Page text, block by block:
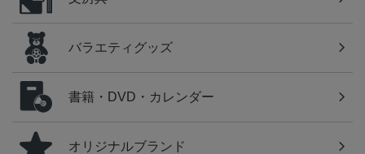
バラエティグッズ
書籍・DVD・カレンダー
オリジナルブランド